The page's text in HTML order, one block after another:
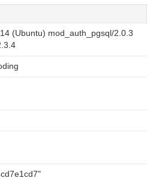
(Ubuntu) mod_auth_pgsql/2.0.3